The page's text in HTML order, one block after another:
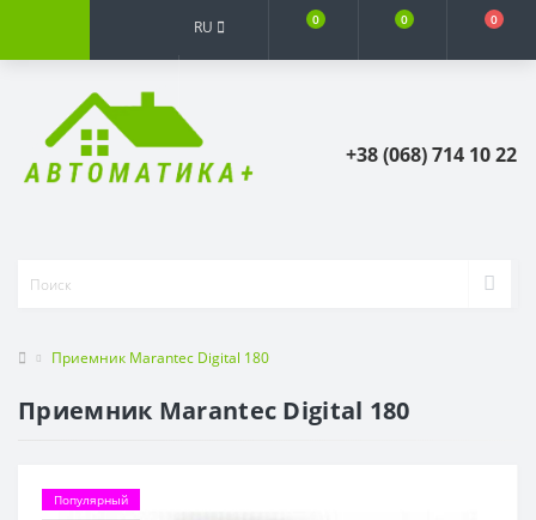
RU 0 0 0
+38 (068) 714 10 22
Приемник Marantec Digital 180
Приемник Marantec Digital 180
Популярный